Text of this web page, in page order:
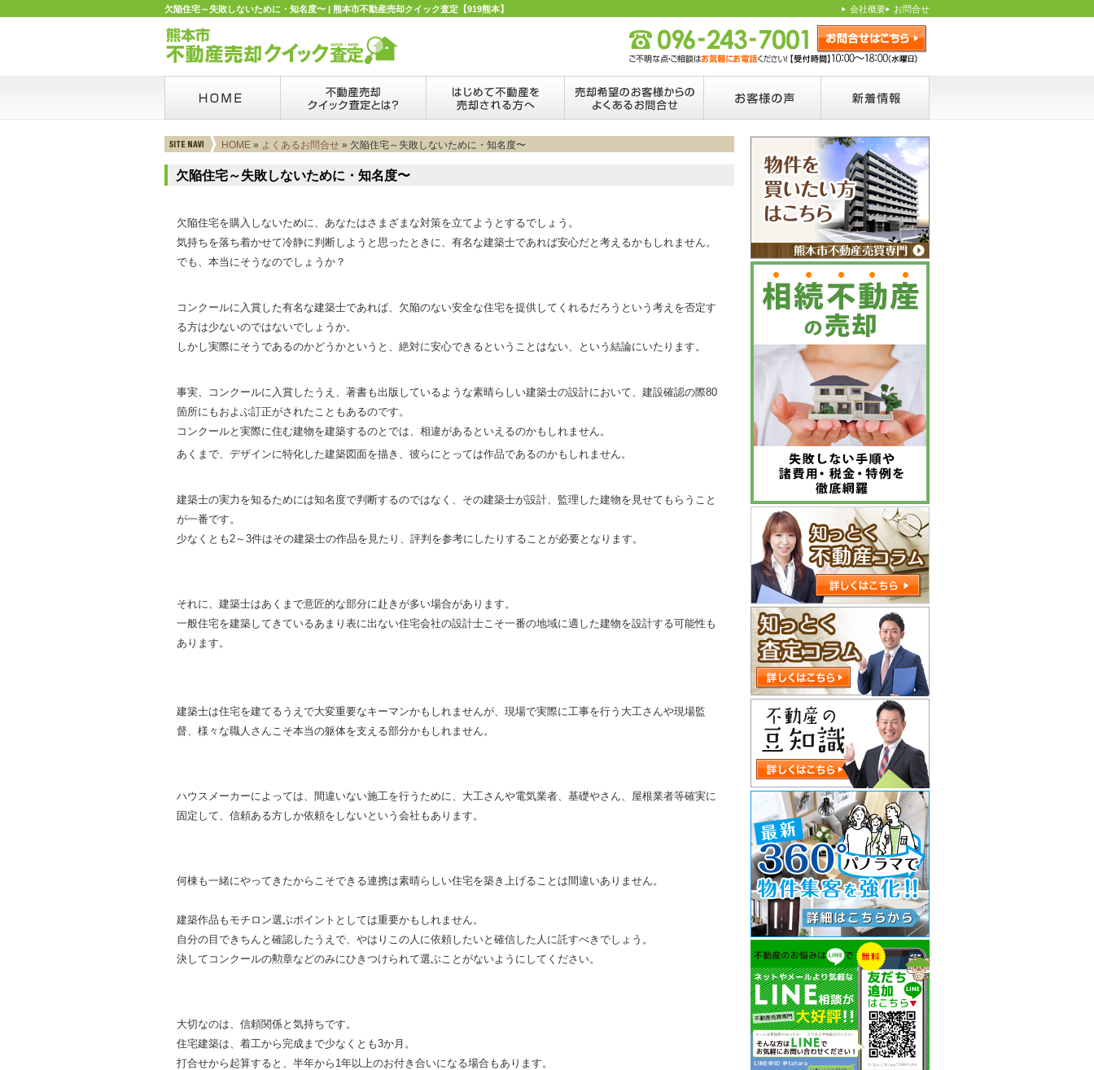
欠陥住宅～失敗しないために・知名度〜 | 熊本市不動産売却クイック査定【919熊本】 会社概要 お問合せ
HOME » よくあるお問合せ » 欠陥住宅～失敗しないために・知名度〜
欠陥住宅～失敗しないために・知名度〜
欠陥住宅を購入しないために、あなたはさまざまな対策を立てようとするでしょう。
気持ちを落ち着かせて冷静に判断しようと思ったときに、有名な建築士であれば安心だと考えるかもしれません。
でも、本当にそうなのでしょうか？
コンクールに入賞した有名な建築士であれば、欠陥のない安全な住宅を提供してくれるだろうという考えを否定す
る方は少ないのではないでしょうか。
しかし実際にそうであるのかどうかというと、絶対に安心できるということはない、という結論にいたります。
事実、コンクールに入賞したうえ、著書も出版しているような素晴らしい建築士の設計において、建設確認の際80
箇所にもおよぶ訂正がされたこともあるのです。
コンクールと実際に住む建物を建築するのとでは、相違があるといえるのかもしれません。
あくまで、デザインに特化した建築図面を描き、彼らにとっては作品であるのかもしれません。
建築士の実力を知るためには知名度で判断するのではなく、その建築士が設計、監理した建物を見せてもらうこと
が一番です。
少なくとも2～3件はその建築士の作品を見たり、評判を参考にしたりすることが必要となります。
それに、建築士はあくまで意匠的な部分に赴きが多い場合があります。
一般住宅を建築してきているあまり表に出ない住宅会社の設計士こそ一番の地域に適した建物を設計する可能性も
あります。
建築士は住宅を建てるうえで大変重要なキーマンかもしれませんが、現場で実際に工事を行う大工さんや現場監
督、様々な職人さんこそ本当の躯体を支える部分かもしれません。
ハウスメーカーによっては、間違いない施工を行うために、大工さんや電気業者、基礎やさん、屋根業者等確実に
固定して、信頼ある方しか依頼をしないという会社もあります。
何棟も一緒にやってきたからこそできる連携は素晴らしい住宅を築き上げることは間違いありません。
建築作品もモチロン選ぶポイントとしては重要かもしれません。
自分の目できちんと確認したうえで、やはりこの人に依頼したいと確信した人に託すべきでしょう。
決してコンクールの勲章などのみにひきつけられて選ぶことがないようにしてください。
大切なのは、信頼関係と気持ちです。
住宅建築は、着工から完成まで少なくとも3か月。
打合せから起算すると、半年から1年以上のお付き合いになる場合もあります。